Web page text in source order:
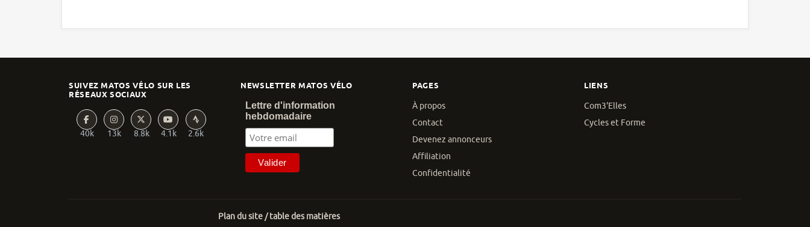
PAGES
À propos
Contact
Devenez annonceurs
Affiliation
Confidentialité
NEWSLETTER MATOS VÉLO
Lettre d'information
hebdomadaire
SUIVEZ MATOS VÉLO SUR LES
RÉSEAUX SOCIAUX
40k 13k 8.8k 4.1k 2.6k
LIENS
Com3'Elles
Cycles et Forme
Plan du site / table des matières